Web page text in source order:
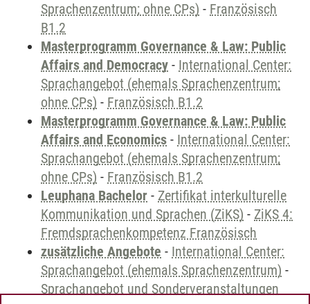
Sprachenzentrum; ohne CPs) - Französisch
B1.2
Masterprogramm Governance & Law: Public
Affairs and Democracy - International Center:
Sprachangebot (ehemals Sprachenzentrum;
ohne CPs) - Französisch B1.2
Masterprogramm Governance & Law: Public
Affairs and Economics - International Center:
Sprachangebot (ehemals Sprachenzentrum;
ohne CPs) - Französisch B1.2
Leuphana Bachelor - Zertifikat interkulturelle
Kommunikation und Sprachen (ZiKS) - ZiKS 4:
Fremdsprachenkompetenz Französisch
zusätzliche Angebote - International Center:
Sprachangebot (ehemals Sprachenzentrum) -
Sprachangebot und Sonderveranstaltungen